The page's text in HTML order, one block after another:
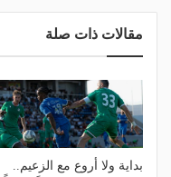
مقالات ذات صلة
بداية ولا أروع مع الزعيم..